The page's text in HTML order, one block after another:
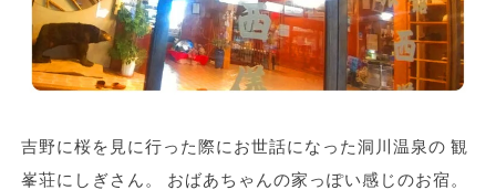
吉野に桜を見に行った際にお世話になった洞川温泉の 観
峯荘にしぎさん。 おばあちゃんの家っぽい感じのお宿。